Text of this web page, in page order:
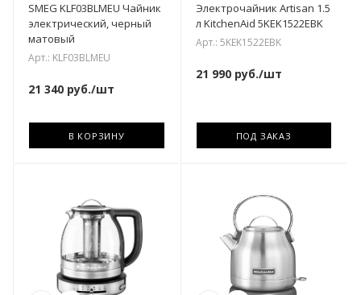
SMEG KLF03BLMEU Чайник
электрический, черный
матовый
Арт.: KLF03BLMEU
21 340 руб./шт
В КОРЗИНУ
Электрочайник Artisan 1.5
л KitchenAid 5KEK1522EBK
Арт.: 5KEK1522EBK
21 990руб./шт
ПОД ЗАКАЗ